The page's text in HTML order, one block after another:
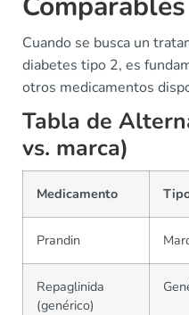
Cuando se busca un
diabetes tipo 2, es
otros medicamentos
Tabla de
vs. marca)
Medicamento
Prandin
Repaglinida
(genérico)